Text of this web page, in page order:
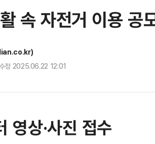
속 자전거 이용 공
정 2025.06.22 12:01
영상·사진 접수